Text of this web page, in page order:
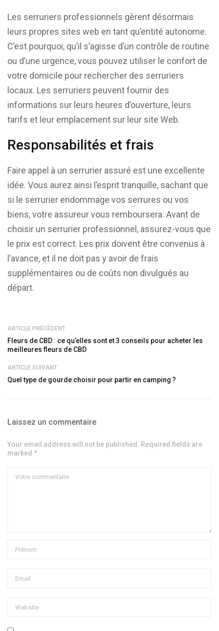
Les serruriers professionnels gèrent désormais
leurs propres sites web en tant qu’entité autonome.
C’est pourquoi, qu’il s’agisse d’un contrôle de routine
ou d’une urgence, vous pouvez utiliser le confort de
votre domicile pour rechercher des serruriers
locaux. Les serruriers peuvent fournir des
informations sur leurs heures d’ouverture, leurs
tarifs et leur emplacement sur leur site Web.
Responsabilités et frais
Faire appel à un serrurier assuré est une excellente
idée. Vous aurez ainsi l’esprit tranquille, sachant que
si le serrurier endommage vos serrures ou vos
biens, votre assureur vous remboursera. Avant de
choisir un serrurier professionnel, assurez-vous que
le prix est correct. Les prix doivent être convenus à
l’avance, et il ne doit pas y avoir de frais
supplémentaires ou de coûts non divulgués au
départ.
ARTICLE PRÉCÉDENT
Fleurs de CBD : ce qu’elles sont et 3 conseils pour acheter les
meilleures fleurs de CBD
ARTICLE SUIVANT
Quel type de gourde choisir pour partir en camping ?
Laissez un commentaire
Your email address will not be published. Required fields are
marked *